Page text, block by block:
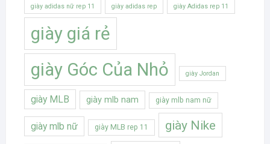
giày adidas nữ rep 11 giày adidas rep giày Adidas rep 11
giày giá rẻ
giày Góc Của Nhỏ
giày Jordan
giày MLB giày mlb nam giày mlb nam nữ
giày mlb nữ giày MLB rep 11 giày Nike